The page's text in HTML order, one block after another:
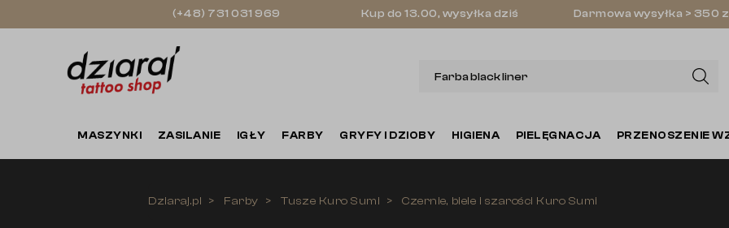
(+48) 731 031 969 Kup do 13.00, wysyłka dziś Darmowa wysyłka > 350
MASZYNKI ZASILANIE IGŁY FARBY GRYFY I DZIOBY HIGIENA PIELĘGNACJA PRZENOSZENIE
Dziaraj.pl Farby Tusze Kuro Sumi Czernie, biele i szarości Kuro Sumi